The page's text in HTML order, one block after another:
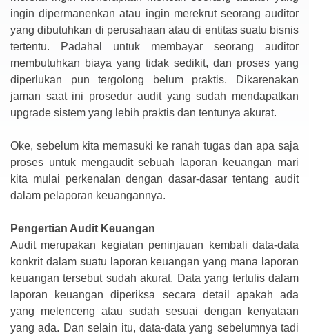
ingin dipermanenkan atau ingin merekrut seorang auditor
yang dibutuhkan di perusahaan atau di entitas suatu bisnis
tertentu. Padahal untuk membayar seorang auditor
membutuhkan biaya yang tidak sedikit, dan proses yang
diperlukan pun tergolong belum praktis. Dikarenakan
jaman saat ini prosedur audit yang sudah mendapatkan
upgrade sistem yang lebih praktis dan tentunya akurat.
Oke, sebelum kita memasuki ke ranah tugas dan apa saja
proses untuk mengaudit sebuah laporan keuangan mari
kita mulai perkenalan dengan dasar-dasar tentang audit
dalam pelaporan keuangannya.
Pengertian Audit Keuangan
Audit merupakan kegiatan peninjauan kembali data-data
konkrit dalam suatu laporan keuangan yang mana laporan
keuangan tersebut sudah akurat. Data yang tertulis dalam
laporan keuangan diperiksa secara detail apakah ada
yang melenceng atau sudah sesuai dengan kenyataan
yang ada. Dan selain itu, data-data yang sebelumnya tadi